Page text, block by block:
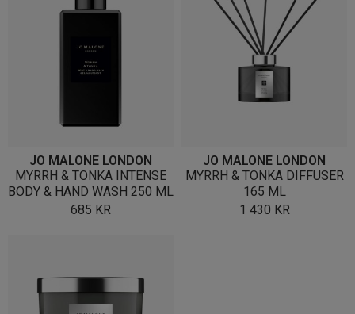
JO MALONE LONDON
MYRRH & TONKA INTENSE
BODY & HAND WASH 250 ML
685 KR
JO MALONE LONDON
MYRRH & TONKA DIFFUSER
165 ML
1 430 KR